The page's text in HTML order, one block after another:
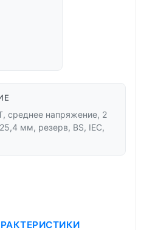
среднее напряжение, 2
мм, резерв, BS, IEC,